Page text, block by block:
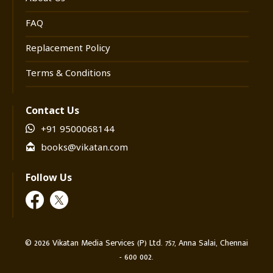
FAQ
Replacement Policy
Terms & Conditions
Contact Us
+91 9500068144
books@vikatan.com
Follow Us
© 2026 Vikatan Media Services (P) Ltd. 757, Anna Salai, Chennai
- 600 002.